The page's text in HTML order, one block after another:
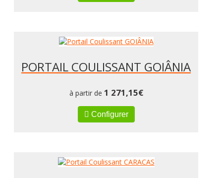
PORTAIL COULISSANT GOIÂNIA
à partir de 1 271,15€
Configurer